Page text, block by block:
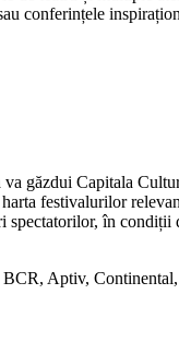
conferințele
găzdui Capitala
festivalurilor
în
Aptiv,